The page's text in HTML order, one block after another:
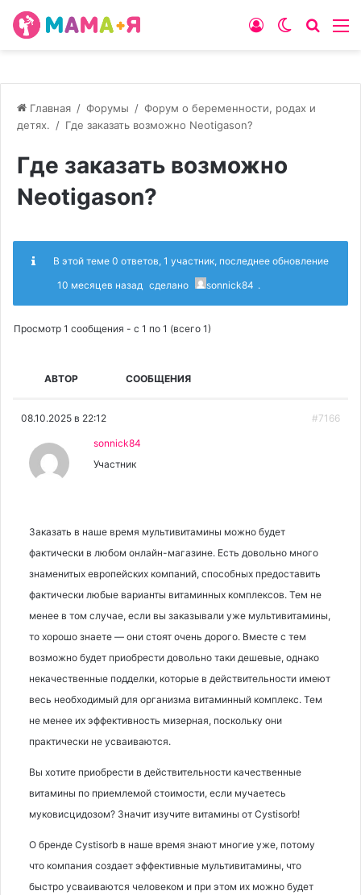
Switch
Войти
Главная / Форумы / Форум о беременности, родах и
детях. / Где заказать возможно Neotigason?
Где заказать возможно
Neotigason?
В этой теме 0 ответов, 1 участник, последнее обновление
10 месяцев назад сделано sonnick84 .
Просмотр 1 сообщения - с 1 по 1 (всего 1)
АВТОР СООБЩЕНИЯ
08.10.2025 в 22:12 #7166
sonnick84
Участник
Заказать в наше время мультивитамины можно будет
фактически в любом онлайн-магазине. Есть довольно много
знаменитых европейских компаний, способных предоставить
фактически любые варианты витаминных комплексов. Тем не
менее в том случае, если вы заказывали уже мультивитамины,
то хорошо знаете — они стоят очень дорого. Вместе с тем
возможно будет приобрести довольно таки дешевые, однако
некачественные подделки, которые в действительности имеют
весь необходимый для организма витаминный комплекс. Тем
не менее их эффективность мизерная, поскольку они
практически не усваиваются.
Вы хотите приобрести в действительности качественные
витамины по приемлемой стоимости, если мучаетесь
муковисцидозом? Значит изучите витамины от Cystisorb!
О бренде Cystisorb в наше время знают многие уже, потому
что компания создает эффективные мультивитамины, что
быстро усваиваются человеком и при этом их можно будет